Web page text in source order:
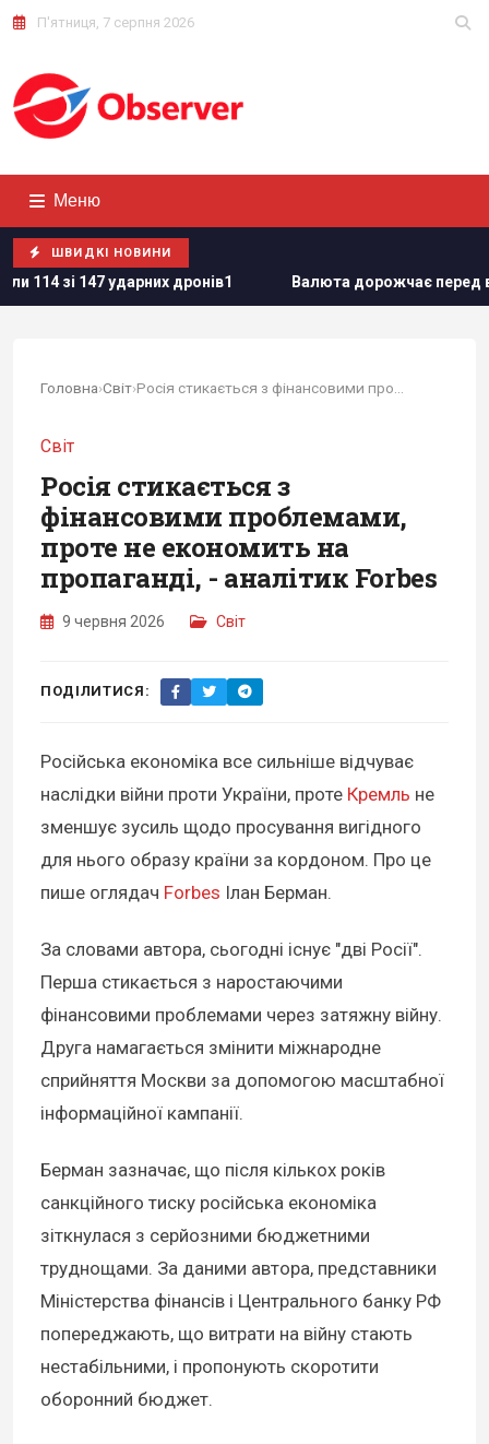
П'ятниця, 7 серпня 2026
Меню
ШВИДКІ НОВИНИ
Валюта дорожчає перед вихідними: курс
Головна›Світ›
Світ
Росія стикається з
фінансовими проблемами,
проте не економить на
пропаганді, - аналітик Forbes
9 червня 2026 Світ
ПОДІЛИТИСЯ:
Російська економіка все сильніше відчуває
наслідки війни проти України, проте Кремль не
зменшує зусиль щодо просування вигідного
для нього образу країни за кордоном. Про це
пише оглядач Forbes Ілан Берман.
За словами автора, сьогодні існує "дві Росії".
Перша стикається з наростаючими
фінансовими проблемами через затяжну війну.
Друга намагається змінити міжнародне
сприйняття Москви за допомогою масштабної
інформаційної кампанії.
Берман зазначає, що після кількох років
санкційного тиску російська економіка
зіткнулася з серйозними бюджетними
труднощами. За даними автора, представники
Міністерства фінансів і Центрального банку РФ
попереджають, що витрати на війну стають
нестабільними, і пропонують скоротити
оборонний бюджет.